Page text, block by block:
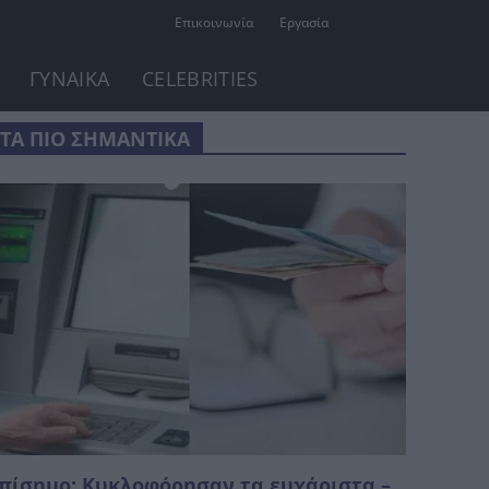
Επικοινωνία Εργασία
ΓΥΝΑΙΚΑ CELEBRITIES
ΤΑ ΠΙΟ ΣΗΜΑΝΤΙΚΑ